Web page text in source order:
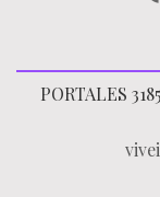
PORTALES